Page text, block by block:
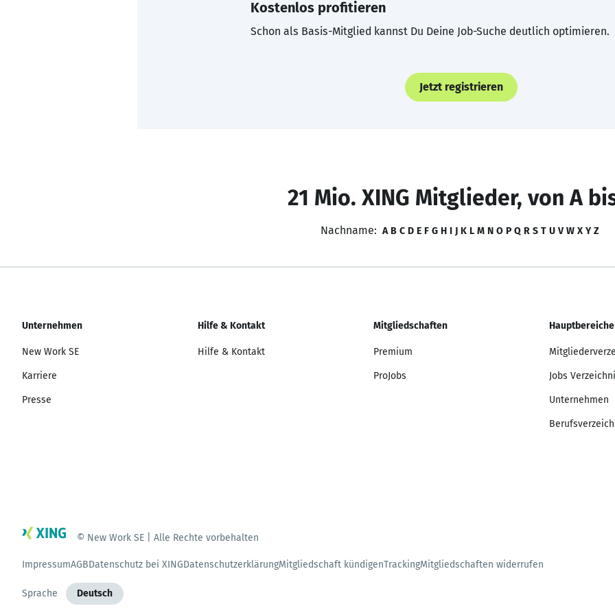
Kostenlos profitieren
Schon als Basis-Mitglied kannst Du Deine Job-Suche deutlich optimieren.
Jetzt registrieren
21 Mio. XING Mitglieder, von A
Nachname: A B C D E F G H I J K L M N O P Q R S T U V W X Y Z
Unternehmen
New Work SE
Karriere
Presse
Hilfe & Kontakt
Hilfe & Kontakt
Mitgliedschaften
Premium
ProJobs
Hauptbereiche
Jobs
Unternehmen
© New Work SE | Alle Rechte vorbehalten
ImpressumAGBDatenschutz bei XINGDatenschutzerklärungMitgliedschaft kündigenTrackingMitgliedschaften widerrufen
Sprache Deutsch